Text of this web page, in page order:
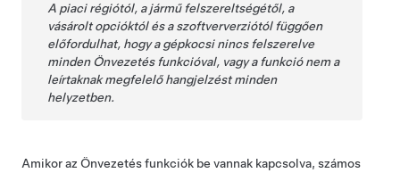
A piaci régiótól, a jármű felszereltségétől, a
vásárolt opcióktól és a szoftververziótól függően
előfordulhat, hogy a gépkocsi nincs felszerelve
mindenÖnvezetésfunkcióval, vagy a funkció nem a
leírtaknak megfelelő hangjelzést minden
helyzetben.
Amikor az Önvezetésfunkciók be vannak kapcsolva, számos